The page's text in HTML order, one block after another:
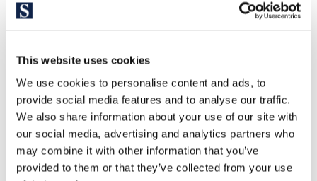
This website uses cookies
We use cookies to personalise content and ads, to
provide social media features and to analyse our traffic.
We also share information about your use of our site with
our social media, advertising and analytics partners who
may combine it with other information that you’ve
provided to them or that they’ve collected from your use